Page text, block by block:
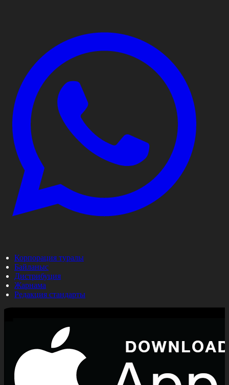
Корпорация туралы
Байланыс
Дистрибуция
Жарнама
Редакция стандарты